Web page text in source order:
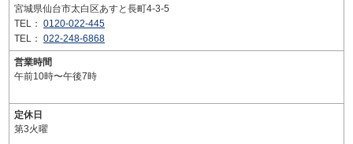
宮城県仙台市太白区あすと長町4-3-5
TEL： 0120-022-445
TEL： 022-248-6868
営業時間
午前10時〜午後7時
定休日
第3火曜